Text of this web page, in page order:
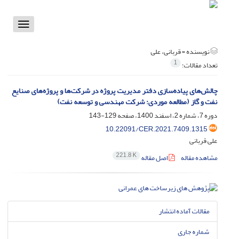
Toggle
نویسنده =قربانی، علی
تعداد مقالات: 1
چالش‌های پیاده‌سازی دفتر مدیریت پروژه در شرکت‌ها و پروژه‌های صنایع
نفت و گاز (مطالعه موردی: شرکت مهندسی و توسعه نفت)
دوره 7، شماره 2، اسفند 1400، صفحه
129-143
10.22091/CER.2021.7409.1315
علی قربانی
مشاهده مقاله
اصل مقاله 221.8 K
مقالات آماده انتشار
شماره جاری